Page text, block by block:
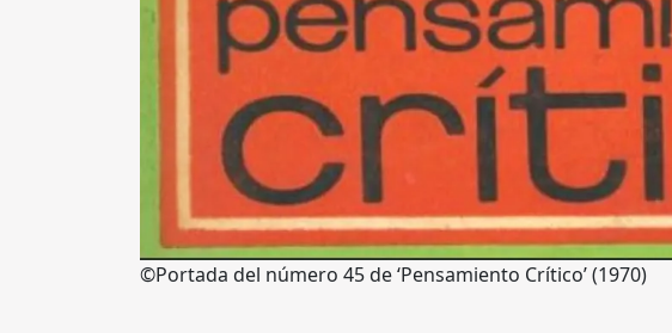
©Portada del número 45 de ‘Pensamiento Crítico’ (1970)